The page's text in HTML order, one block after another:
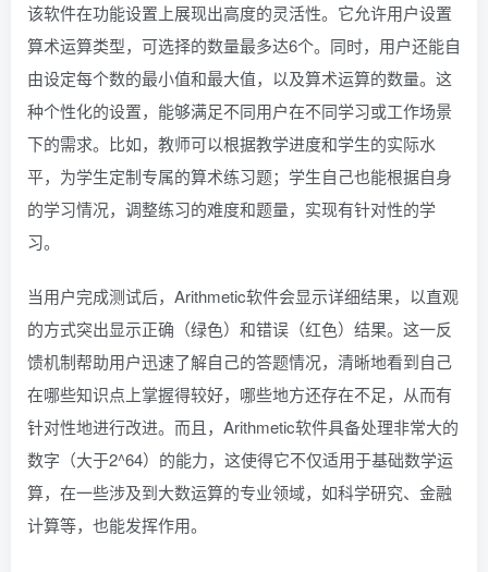
该软件在功能设置上展现出高度的灵活性。它允许用户设置
算术运算类型，可选择的数量最多达6个。同时，用户还能自
由设定每个数的最小值和最大值，以及算术运算的数量。这
种个性化的设置，能够满足不同用户在不同学习或工作场景
下的需求。比如，教师可以根据教学进度和学生的实际水
平，为学生定制专属的算术练习题；学生自己也能根据自身
的学习情况，调整练习的难度和题量，实现有针对性的学
习。
当用户完成测试后，Arithmetic软件会显示详细结果，以直观
的方式突出显示正确（绿色）和错误（红色）结果。这一反
馈机制帮助用户迅速了解自己的答题情况，清晰地看到自己
在哪些知识点上掌握得较好，哪些地方还存在不足，从而有
针对性地进行改进。而且，Arithmetic软件具备处理非常大的
数字（大于2^64）的能力，这使得它不仅适用于基础数学运
算，在一些涉及到大数运算的专业领域，如科学研究、金融
计算等，也能发挥作用。